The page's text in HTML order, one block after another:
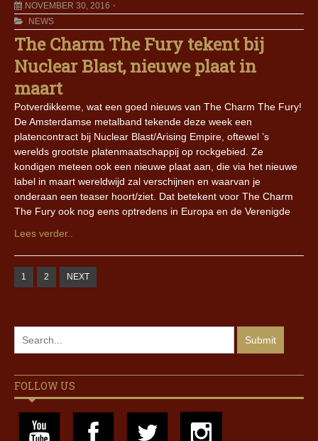
NOVEMBER 30, 2016
NEWS
The Charm The Fury tekent bij
Nuclear Blast, nieuwe plaat in
maart
Potverdikkeme, wat een goed nieuws van The Charm The Fury!
De Amsterdamse metalband tekende deze week een
platencontract bij Nuclear Blast/Arising Empire, oftewel ’s
werelds grootste platenmaatschappij op rockgebied. Ze
kondigen meteen ook een nieuwe plaat aan, die via het nieuwe
label in maart wereldwijd zal verschijnen en waarvan je
onderaan een teaser hoort/ziet. Dat betekent voor The Charm
The Fury ook nog eens optredens in Europa en de Verenigde
Lees verder..
1 2 NEXT
FOLLOW US